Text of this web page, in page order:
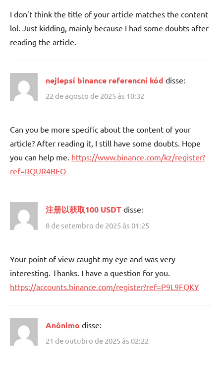
I don’t think the title of your article matches the content
lol. Just kidding, mainly because I had some doubts after
reading the article.
nejlepsí binance referencní kód disse:
22 de agosto de 2025 às 10:32
Can you be more specific about the content of your
article? After reading it, I still have some doubts. Hope
you can help me. https://www.binance.com/kz/register?
ref=RQUR4BEO
注册以获取100 USDT disse:
8 de setembro de 2025 às 01:25
Your point of view caught my eye and was very
interesting. Thanks. I have a question for you.
https://accounts.binance.com/register?ref=P9L9FQKY
Anônimo disse:
21 de outubro de 2025 às 02:22